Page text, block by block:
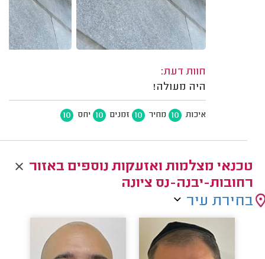
חוות דעת:
היה מעולה!
איכות 10 מחיר 10 זמנים 10 יחס 10
טכנאי מצלמות ואזעקות נוספים באזור
רחובות-יבנה-נס ציונה
בחירת עיר